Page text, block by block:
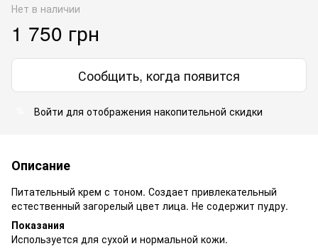
Нет в наличии
1 750 грн
Сообщить, когда появится
Войти для отображения накопительной скидки
Описание
Питательный крем с тоном. Создает привлекательный
естественный загорелый цвет лица. Не содержит пудру.
Показания
Используется для сухой и нормальной кожи.